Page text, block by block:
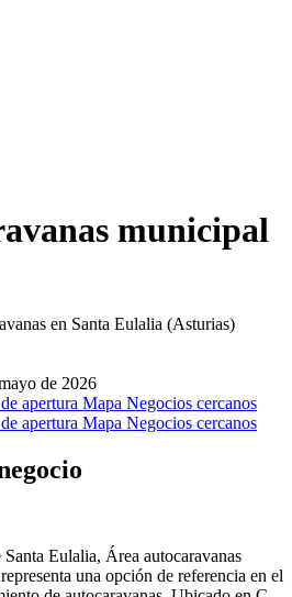
municipal
en Santa Eulalia (Asturias)
de 2026
apertura Mapa Negocios cercanos
apertura Mapa Negocios cercanos
Santa Eulalia, Área autocaravanas
una opción de referencia en el